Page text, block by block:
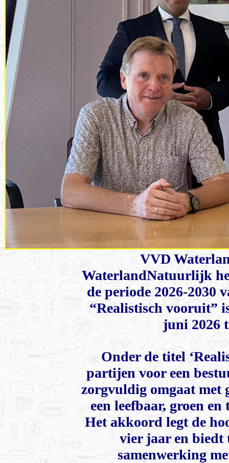
VVD
WaterlandNatuurlijk
de periode 2026-2030
“Realistisch vooruit”
juni 2026
Onder de titel
partijen voor een
zorgvuldig omgaat met
een leefbaar, groen
Het akkoord legt de
vier jaar en
samenwerking